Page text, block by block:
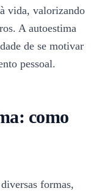
vida, valorizando
A autoestima
de se motivar
pessoal.
como
formas,